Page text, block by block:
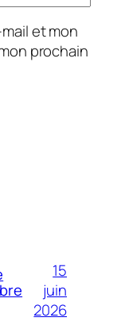
et mon
prochain
15
juin
2026